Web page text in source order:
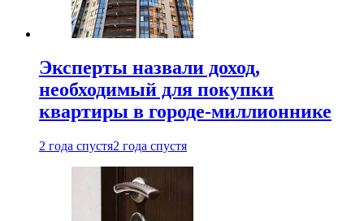
Эксперты назвали доход,
необходимый для покупки
квартиры в городе-миллионнике
2 года спустя2 года спустя